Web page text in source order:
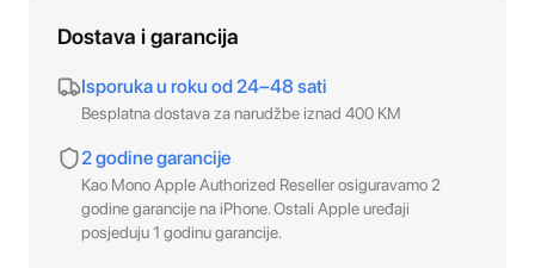
Dostava i garancija
Isporuka u roku od 24–48 sati
Besplatna dostava za narudžbe iznad 400 KM
2 godine garancije
Kao Mono Apple Authorized Reseller osiguravamo 2
godine garancije na iPhone. Ostali Apple uređaji
posjeduju 1 godinu garancije.